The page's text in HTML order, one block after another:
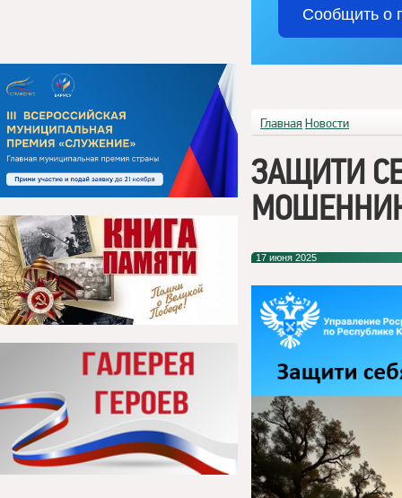
Сообщить о
Главная Новости
ЗАЩИТИ
17 июня 2025